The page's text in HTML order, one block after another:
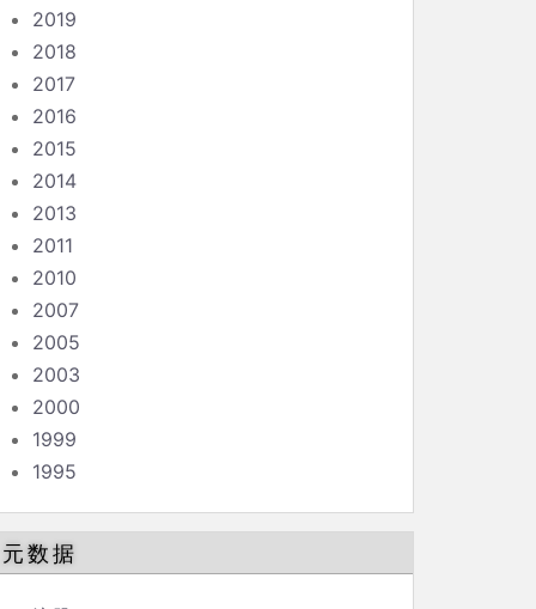
2019
2018
2017
2016
2015
2014
2013
2011
2010
2007
2005
2003
2000
1999
1995
元数据